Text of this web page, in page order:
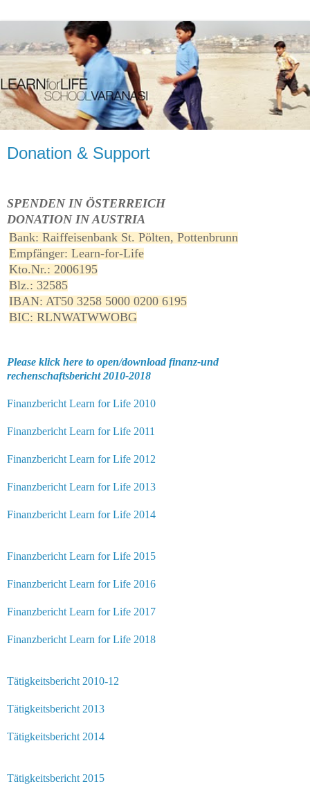
Donation & Support
SPENDEN IN ÖSTERREICH
DONATION IN AUSTRIA
Bank: Raiffeisenbank St. Pölten, Pottenbrunn
Empfänger: Learn-for-Life
Kto.Nr.: 2006195
Blz.: 32585
IBAN: AT50 3258 5000 0200 6195
BIC: RLNWATWWOBG
Please klick here to open/download finanz-und
rechenschaftsbericht 2010-2018
Finanzbericht Learn for Life 2010
Finanzbericht Learn for Life 2011
Finanzbericht Learn for Life 2012
Finanzbericht Learn for Life 2013
Finanzbericht Learn for Life 2014
Finanzbericht Learn for Life 2015
Finanzbericht Learn for Life 2016
Finanzbericht Learn for Life 2017
Finanzbericht Learn for Life 2018
Tätigkeitsbericht 2010-12
Tätigkeitsbericht 2013
Tätigkeitsbericht 2014
Tätigkeitsbericht 2015